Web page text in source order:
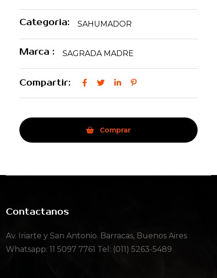
Categoria: SAHUMADOR
Marca : SAGRADA MADRE
Compartir:
Comprar
Contactanos
Av. Iriarte y San Antonio. Barracas, Buenos Aires
Whatsapp: 11 5097 7761 Tel: (011) 5263-5489